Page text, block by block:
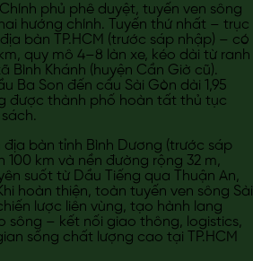
phủ phê duyệt, tuyến ven sông
hướng chính. Tuyến thứ nhất – trục
bàn TP.HCM (trước sáp nhập) – có
quy mô 4–8 làn xe, kéo dài từ ranh
Bình Khánh (huyện Cần Giờ cũ).
Ba Son đến cầu Sài Gòn dài 1,95
được thành phố hoàn tất thủ tục
địa bàn tỉnh Bình Dương (trước sáp
100 km và nền đường rộng 32 m,
suốt từ Dầu Tiếng qua Thuận An,
hoàn thiện, toàn tuyến ven sông Sài
lược liên vùng, tạo hành lang
sông – kết nối giao thông, logistics,
sống chất lượng cao tại TP.HCM